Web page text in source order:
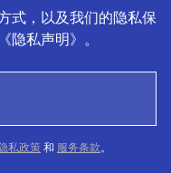
式，以及我们的隐私保
隐私声明》。
私政策 和 服务条款。